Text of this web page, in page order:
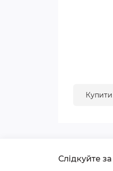
Купити
Слідкуйте